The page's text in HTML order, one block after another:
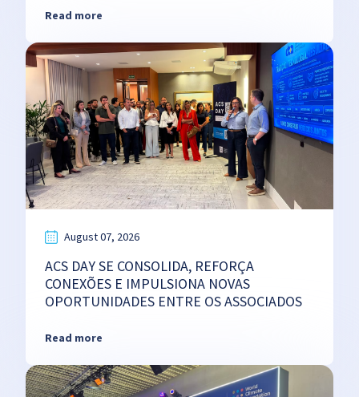
Read more
August 07, 2026
ACS DAY SE CONSOLIDA, REFORÇA
CONEXÕES E IMPULSIONA NOVAS
OPORTUNIDADES ENTRE OS ASSOCIADOS
Read more